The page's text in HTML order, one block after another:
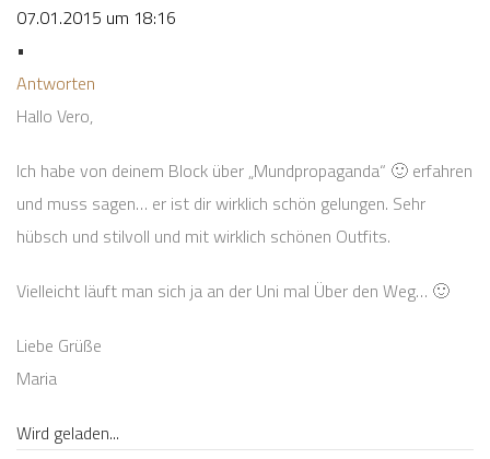
07.01.2015 um 18:16
•
Antworten
Hallo Vero,
Ich habe von deinem Block über „Mundpropaganda“ 🙂 erfahren
und muss sagen… er ist dir wirklich schön gelungen. Sehr
hübsch und stilvoll und mit wirklich schönen Outfits.
Vielleicht läuft man sich ja an der Uni mal Über den Weg… 🙂
Liebe Grüße
Maria
Wird geladen...